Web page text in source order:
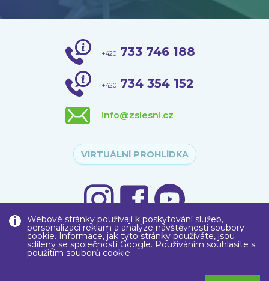
Webové stránky používají k poskytování služeb,
personalizaci reklam a analýze návštěvnosti soubory
cookie. Informace, jak tyto stránky používáte, jsou
sdíleny se společností Google. Používáním souhlasíte s
použitím souborů cookie.
+420 733 746 188
+420 734 354 152
info@zslesni.cz
VIRTUÁLNÍ PROHLÍDKA